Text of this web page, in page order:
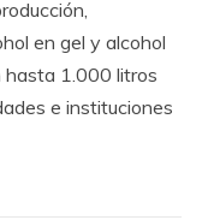
en gel y alcohol
hasta 1.000 litros
e instituciones